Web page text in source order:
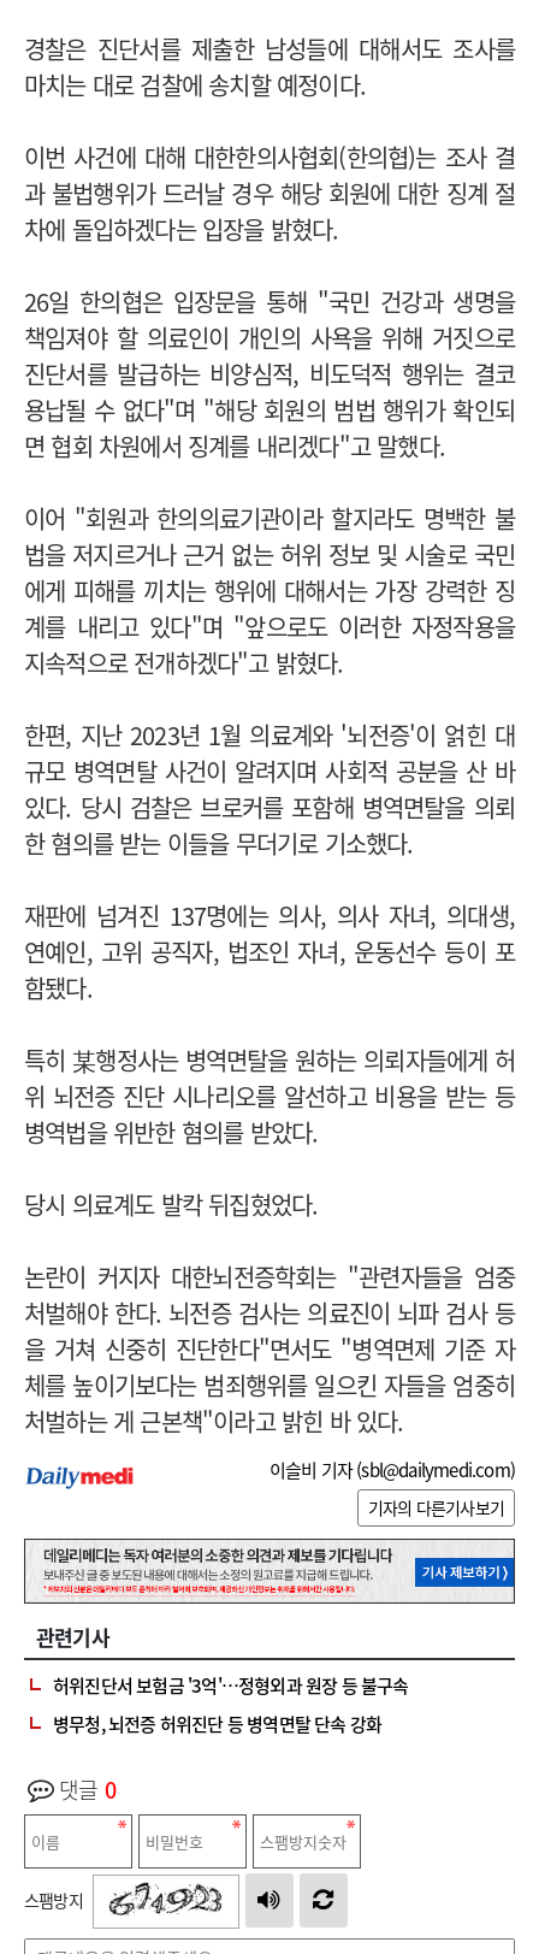
경찰은 진단서를 제출한 남성들에 대해서도 조사를
마치는 대로 검찰에 송치할 예정이다.
이번 사건에 대해 대한한의사협회(한의협)는 조사 결
과 불법행위가 드러날 경우 해당 회원에 대한 징계 절
차에 돌입하겠다는 입장을 밝혔다.
26일 한의협은 입장문을 통해 "국민 건강과 생명을
책임져야 할 의료인이 개인의 사욕을 위해 거짓으로
진단서를 발급하는 비양심적, 비도덕적 행위는 결코
용납될 수 없다"며 "해당 회원의 범법 행위가 확인되
면 협회 차원에서 징계를 내리겠다"고 말했다.
이어 "회원과 한의의료기관이라 할지라도 명백한 불
법을 저지르거나 근거 없는 허위 정보 및 시술로 국민
에게 피해를 끼치는 행위에 대해서는 가장 강력한 징
계를 내리고 있다"며 "앞으로도 이러한 자정작용을
지속적으로 전개하겠다"고 밝혔다.
한편, 지난 2023년 1월 의료계와 '뇌전증'이 얽힌 대
규모 병역면탈 사건이 알려지며 사회적 공분을 산 바
있다. 당시 검찰은 브로커를 포함해 병역면탈을 의뢰
한 혐의를 받는 이들을 무더기로 기소했다.
재판에 넘겨진 137명에는 의사, 의사 자녀, 의대생,
연예인, 고위 공직자, 법조인 자녀, 운동선수 등이 포
함됐다.
특히 某행정사는 병역면탈을 원하는 의뢰자들에게 허
위 뇌전증 진단 시나리오를 알선하고 비용을 받는 등
병역법을 위반한 혐의를 받았다.
당시 의료계도 발칵 뒤집혔었다.
논란이 커지자 대한뇌전증학회는 "관련자들을 엄중
처벌해야 한다. 뇌전증 검사는 의료진이 뇌파 검사 등
을 거쳐 신중히 진단한다"면서도 "병역면제 기준 자
체를 높이기보다는 범죄행위를 일으킨 자들을 엄중히
처벌하는 게 근본책"이라고 밝힌 바 있다.
이슬비 기자 (sbl@dailymedi.com)
기자의 다른기사보기
관련기사
허위진단서 보험금 '3억'…정형외과 원장 등 불구속
병무청, 뇌전증 허위진단 등 병역면탈 단속 강화
댓글 0
스팸방지